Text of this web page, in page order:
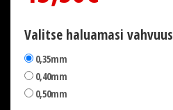
Valitse haluamasi vahvuus
0,35mm
0,40mm
0,50mm